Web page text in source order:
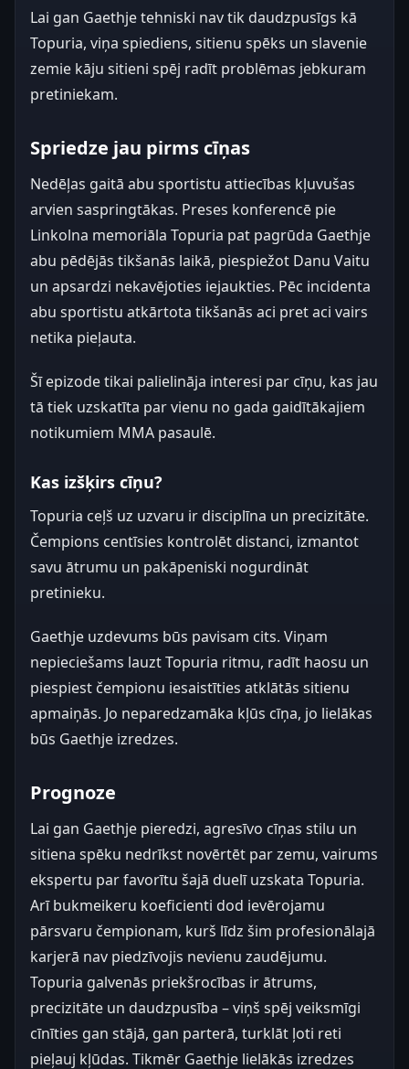
Lai gan Gaethje tehniski nav tik daudzpusīgs kā
Topuria, viņa spiediens, sitienu spēks un slavenie
zemie kāju sitieni spēj radīt problēmas jebkuram
pretiniekam.
Spriedze jau pirms cīņas
Nedēļas gaitā abu sportistu attiecības kļuvušas
arvien saspringtākas. Preses konferencē pie
Linkolna memoriāla Topuria pat pagrūda Gaethje
abu pēdējās tikšanās laikā, piespiežot Danu Vaitu
un apsardzi nekavējoties iejaukties. Pēc incidenta
abu sportistu atkārtota tikšanās aci pret aci vairs
netika pieļauta.
Šī epizode tikai palielināja interesi par cīņu, kas jau
tā tiek uzskatīta par vienu no gada gaidītākajiem
notikumiem MMA pasaulē.
Kas izšķirs cīņu?
Topuria ceļš uz uzvaru ir disciplīna un precizitāte.
Čempions centīsies kontrolēt distanci, izmantot
savu ātrumu un pakāpeniski nogurdināt
pretinieku.
Gaethje uzdevums būs pavisam cits. Viņam
nepieciešams lauzt Topuria ritmu, radīt haosu un
piespiest čempionu iesaistīties atklātās sitienu
apmaiņās. Jo neparedzamāka kļūs cīņa, jo lielākas
būs Gaethje izredzes.
Prognoze
Lai gan Gaethje pieredzi, agresīvo cīņas stilu un
sitiena spēku nedrīkst novērtēt par zemu, vairums
ekspertu par favorītu šajā duelī uzskata Topuria.
Arī bukmeikeru koeficienti dod ievērojamu
pārsvaru čempionam, kurš līdz šim profesionālajā
karjerā nav piedzīvojis nevienu zaudējumu.
Topuria galvenās priekšrocības ir ātrums,
precizitāte un daudzpusība – viņš spēj veiksmīgi
cīnīties gan stājā, gan parterā, turklāt ļoti reti
pieļauj kļūdas. Tikmēr Gaethje lielākās izredzes